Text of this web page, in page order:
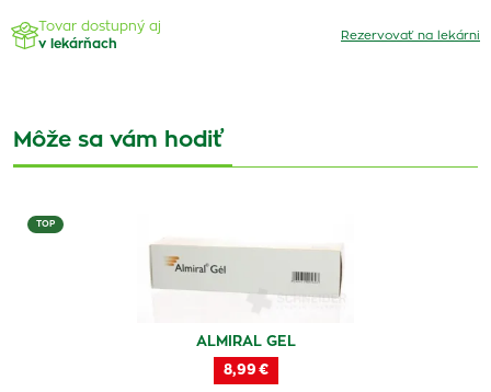
Tovar dostupný aj
v lekárňach
Rezervovať na lekárni
Môže sa vám hodiť
TOP
ALMIRAL GEL
8,99 €